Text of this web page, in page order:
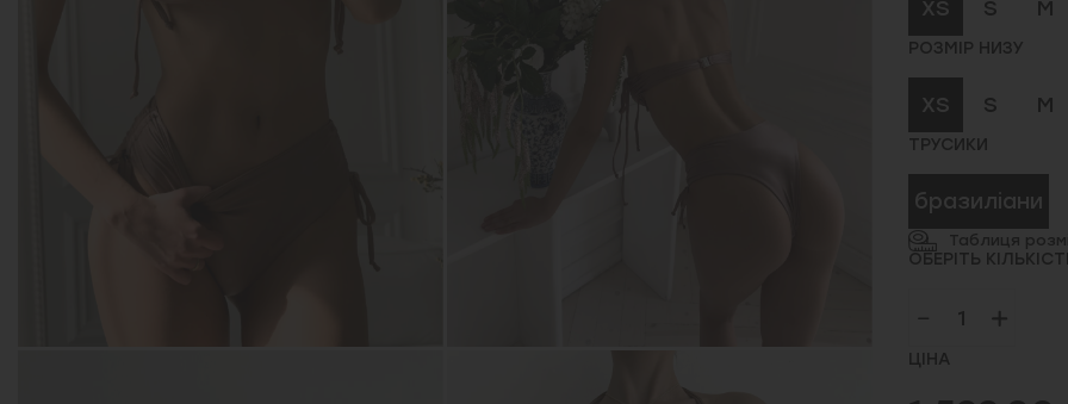
XS S M
РОЗМІР НИЗУ
XS S M
ТРУСИКИ
бразиліани
Таблиця
ОБЕРІТЬ
ЦІНА